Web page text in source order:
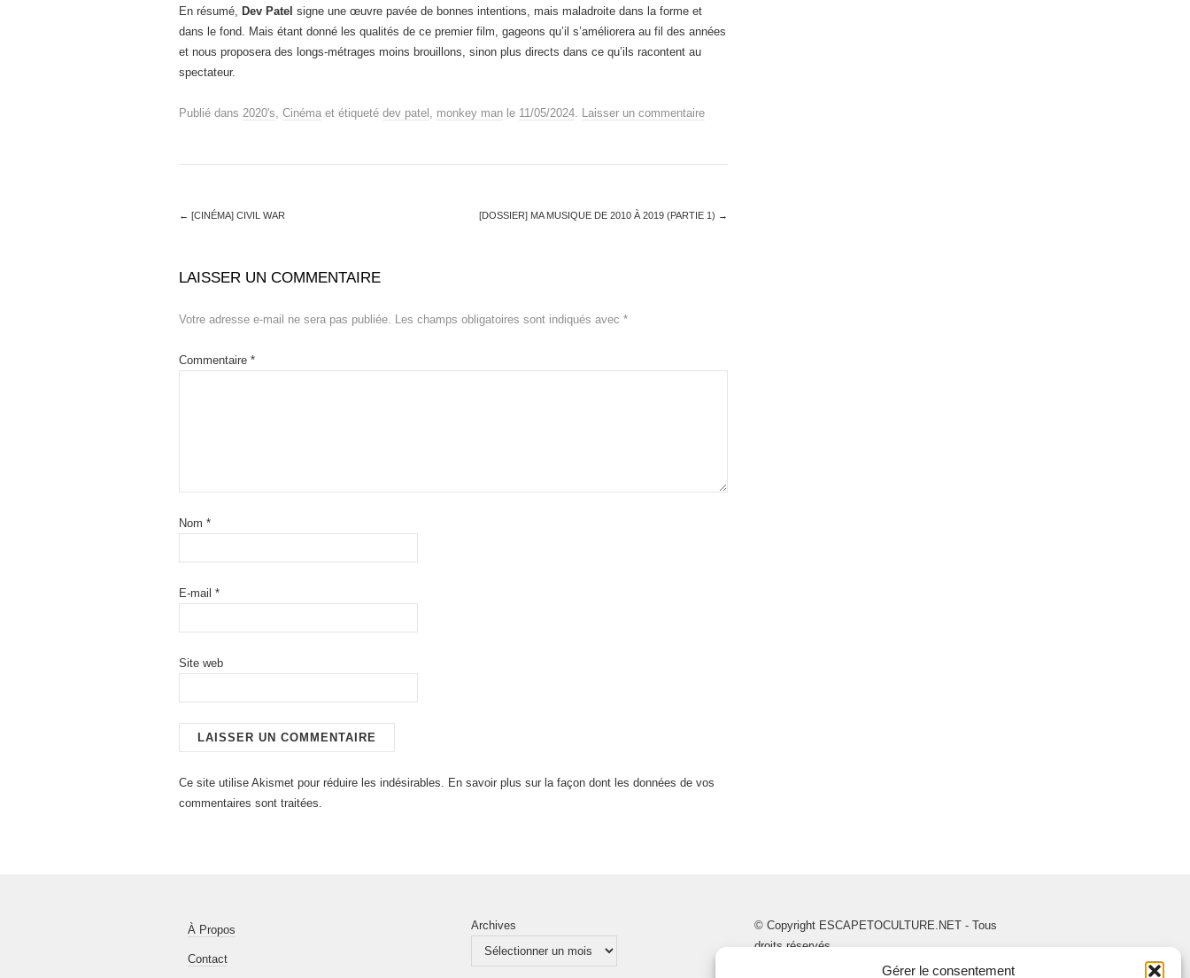
Gérer le consentement
En résumé, Dev Patel signe une œuvre pavée de bonnes intentions, mais maladroite dans la forme et
dans le fond. Mais étant donné les qualités de ce premier film, gageons qu’il s’améliorera au fil des années
et nous proposera des longs-métrages moins brouillons, sinon plus directs dans ce qu’ils racontent au
spectateur.
Publié dans 2020's Cinéma et étiqueté dev patel monkey man le 11/05/2024 Laisser un commentaire
← [CINÉMA] CIVIL WAR [DOSSIER] MA MUSIQUE DE 2010 À 2019 (PARTIE 1) →
LAISSER UN COMMENTAIRE
Votre adresse e-mail ne sera pas publiée. Les champs obligatoires sont indiqués avec *
Commentaire *
Nom *
E-mail *
Site web
Ce site utilise Akismet pour réduire les indésirables.
En savoir plus sur la façon dont les données de vos
commentaires sont traitées
À Propos
Contact
Archives
© Copyright ESCAPETOCULTURE.NET - Tous
droits réservés.